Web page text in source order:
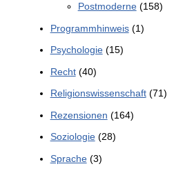
Postmoderne(158)
Programmhinweis(1)
Psychologie(15)
Recht(40)
Religionswissenschaft(71)
Rezensionen (164)
Soziologie(28)
Sprache(3)